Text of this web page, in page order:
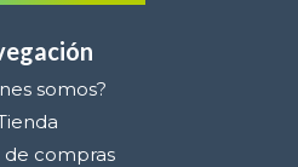
somos?
de compras